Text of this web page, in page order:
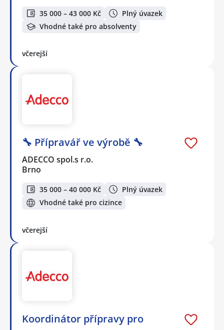
35 000 – 43 000 Kč
Plný úvazek
Vhodné také pro absolventy
včerejší
🔧 Přípravář ve výrobě 🔧
ADECCO spol.s r.o.
Brno
35 000 – 40 000 Kč
Plný úvazek
Vhodné také pro cizince
včerejší
Koordinátor přípravy pro